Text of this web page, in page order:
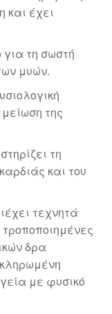
και έχει
τη σωστή
μυών.
της
τη
και του
τεχνητά
δρα
με φυσικό